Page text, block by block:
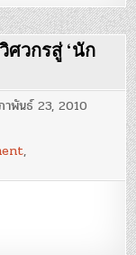
ศวกรสู่ ‘นัก
าพันธ์ 23, 2010
,